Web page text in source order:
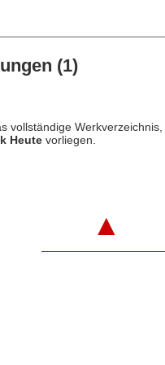
(1)
vollständige
Heutevorliegen.
▲